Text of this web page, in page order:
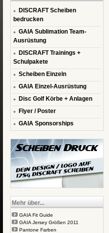
DISCRAFT Scheiben
bedrucken
GAIA Sublimation Team-
Ausrüstung
DISCRAFT Trainings +
Schulpakete
Scheiben Einzeln
GAIA Einzel-Ausrüstung
Disc Golf Körbe + Anlagen
Flyer / Poster
GAIA Sponsorships
Mehr über...
GAIA Fit Guide
GAIA Jersey Größen 2011
Pantone Farben